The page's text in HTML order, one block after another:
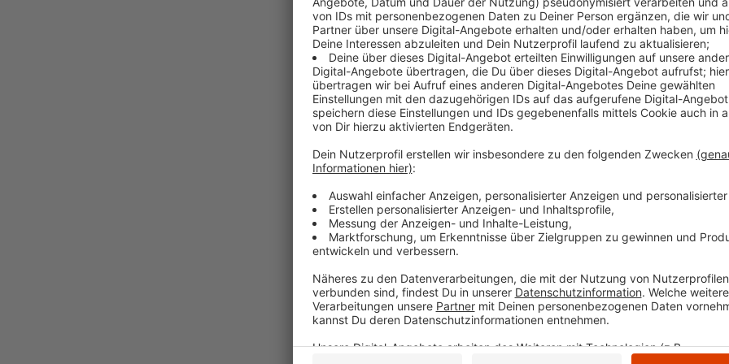
Tom Hoppe
Facts for Fun: "Ortsnamen"
Anzeige
Facts for Fun mit Tom Hoppe
Anzeige
Wenn andere euch nur Fakten, Fakten, Fakten um
Portion Humor mit rein. Von kurios bis erhellend -
anders und erfrischender.